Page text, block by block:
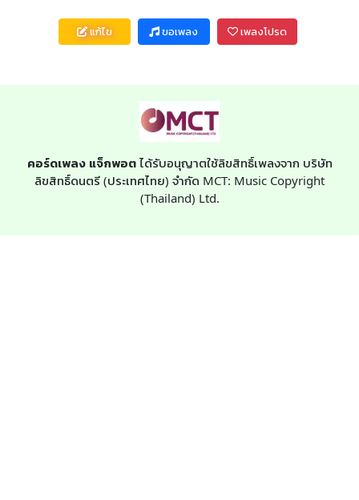
แก้ไข ขอเพลง เพลงโปรด
คอร์ดเพลง แจ็กพอตได้รับอนุญาตใช้ลิขสิทธิ์เพลงจาก บริษัท
ลิขสิทธิ์ดนตรี (ประเทศไทย) จำกัด MCT: Music Copyright
(Thailand) Ltd.